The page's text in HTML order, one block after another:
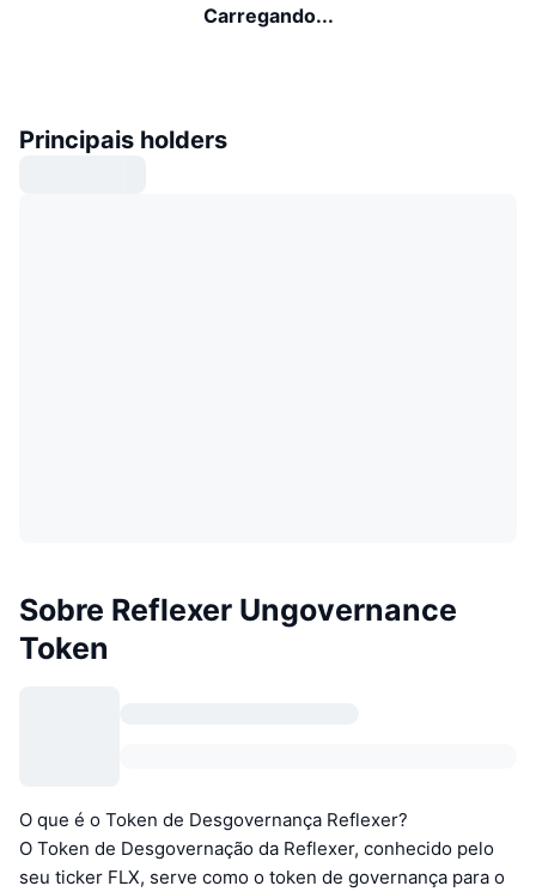
Carregando...
Principais holders
Sobre Reflexer Ungovernance
Token
O que é o Token de Desgovernança Reflexer?
O Token de Desgovernação da Reflexer, conhecido pelo
seu ticker FLX, serve como o token de governança para o